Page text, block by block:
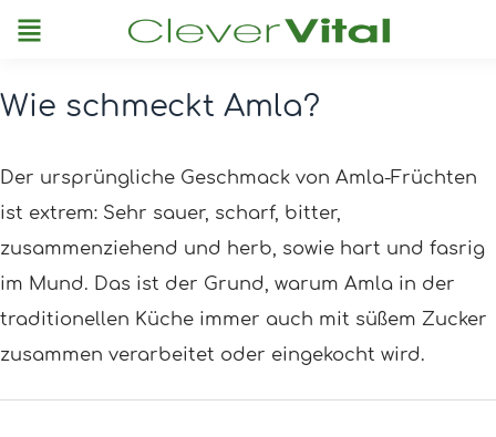
Menu
Wie schmeckt Amla?
Der ursprüngliche Geschmack von Amla-Früchten
ist extrem: Sehr sauer, scharf, bitter,
zusammenziehend und herb, sowie hart und fasrig
im Mund. Das ist der Grund, warum Amla in der
traditionellen Küche immer auch mit süßem Zucker
zusammen verarbeitet oder eingekocht wird.
Post